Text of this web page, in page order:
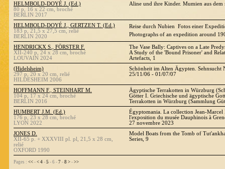
HELMBOLD-DOYÉ J. (Ed.)
80 p, 16 x 22 cm, broché
BERLIN 2017
Aline und ihre Kinder. Mumien aus
HELMBOLD-DOYÉ J., GERTZEN T. (Ed.)
183 p, 21,5 x 27,5 cm, relié
BERLIN 2020
Reise durch Nubien  Fotos einer
Photographs of an expedition around
HENDRICKX S., FÖRSTER F.
XII-240 p, 24 x 28 cm, broché
LOUVAIN 2024
The Vase Bally: Captives on a Late
A Study of the 'Bound Prisoner' and
Artefacts, 1
(Hidelsheim)
297 p, 20 x 20 cm, relié
HILDESHEIM 2006
Schönheit im Alten Ägypten. Sehnsucht
25/11/06 - 01/07/07
HOFFMANN F., STEINHART M.
104 p, 17 x 24 cm, broché
BERLIN 2016
Ägyptische Terrakotten in Würzburg
Götter I. Griechische und ägyptische
Terrakotten in Würzburg (Sammlung
HUMBERT J.M. (Ed.)
176 p, 23 x 28 cm, broché
LYON 2022
Égyptomania. La collection Jean-Marcel
l'exposition du musée Dauphinois à
27 novembre 2023
JONES D.
XII-65 p. + XXXVIII pl. pl, 21,5 x 28 cm,
relié
OXFORD 1990
Model Boats from the Tomb of
Series, 9
Pages : << - < 4 - 5 - 6 - 7 - 8 > - >>